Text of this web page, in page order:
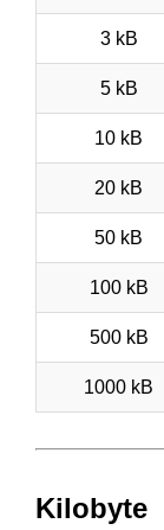
3 kB
5 kB
10 kB
20 kB
50 kB
100 kB
500 kB
1000 kB
Kilobyte